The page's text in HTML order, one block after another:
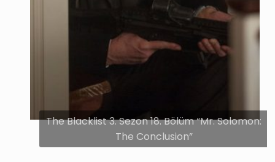
The Blacklist 3. Sezon 18. Bölüm “Mr. Solomon:
The Conclusion”